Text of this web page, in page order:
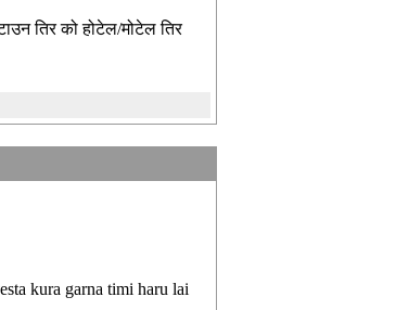
तिर को होटेल/मोटेल तिर
kura garna timi haru lai